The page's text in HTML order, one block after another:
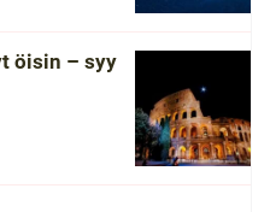
öisin – syy